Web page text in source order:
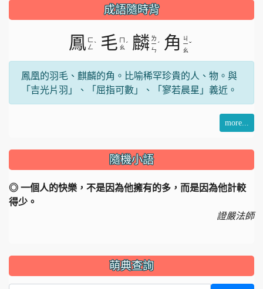
成語隨時背
鳳 ㄈ
ㄥ ˋ 毛 ㄇ
ㄠ ˊ 麟 ㄌ
ㄧ
ㄣ
ˊ 角
ㄐ
ㄧ
ㄠ
ˇ
鳳凰的羽毛、麒麟的角。比喻稀罕珍貴的人、物。與
「吉光片羽」、「屈指可數」、「寥若晨星」義近。
more...
隨機小語
◎ 一個人的快樂，不是因為他擁有的多，而是因為他計較
得少。
證嚴法師
萌典查詢